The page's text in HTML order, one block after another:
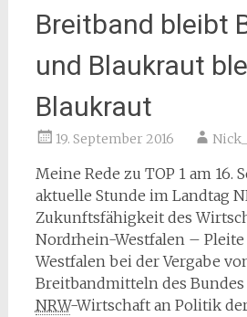
Breitband bleibt
und Blaukraut
Blaukraut
19. September 2016
Meine Rede zu TOP 1 am 16.
aktuelle Stunde im Landtag
Zukunftsfähigkeit des
Nordrhein-Westfalen –
Westfalen bei der Vergabe
Breitbandmitteln des
NRW-Wirtschaft an Politik